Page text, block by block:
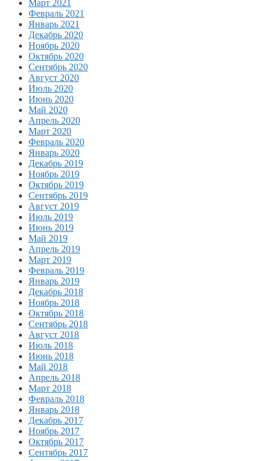
Март 2021
Февраль 2021
Январь 2021
Декабрь 2020
Ноябрь 2020
Октябрь 2020
Сентябрь 2020
Август 2020
Июль 2020
Июнь 2020
Май 2020
Апрель 2020
Март 2020
Февраль 2020
Январь 2020
Декабрь 2019
Ноябрь 2019
Октябрь 2019
Сентябрь 2019
Август 2019
Июль 2019
Июнь 2019
Май 2019
Апрель 2019
Март 2019
Февраль 2019
Январь 2019
Декабрь 2018
Ноябрь 2018
Октябрь 2018
Сентябрь 2018
Август 2018
Июль 2018
Июнь 2018
Май 2018
Апрель 2018
Март 2018
Февраль 2018
Январь 2018
Декабрь 2017
Ноябрь 2017
Октябрь 2017
Сентябрь 2017